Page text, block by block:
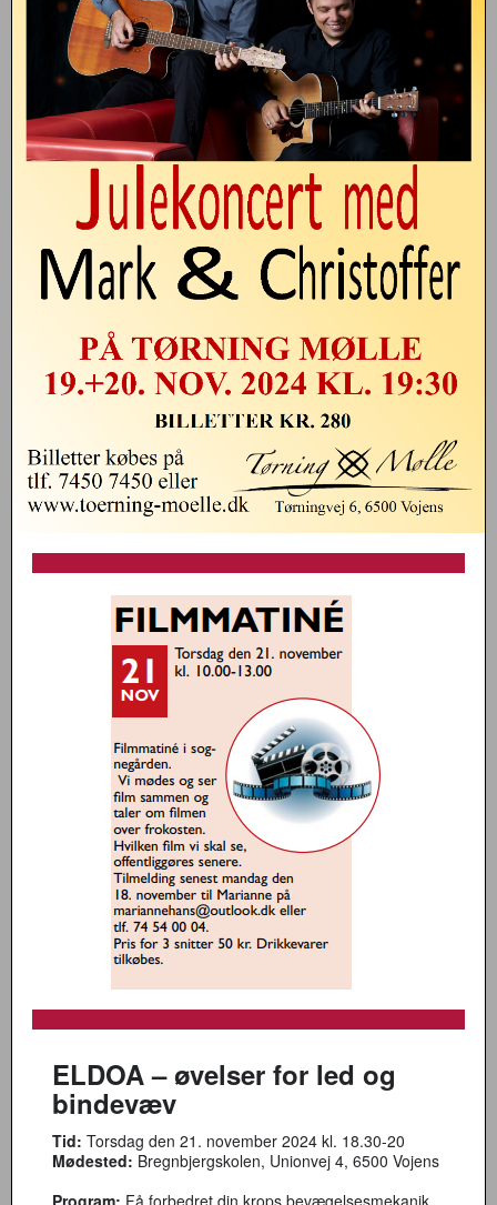
ELDOA – øvelser for led og
bindevæv
Tid: Torsdag den 21. november 2024 kl. 18.30-20
Mødested: Bregnbjergskolen, Unionvej 4, 6500 Vojens
Program: Få forbedret din krops bevægelsesmekanik,